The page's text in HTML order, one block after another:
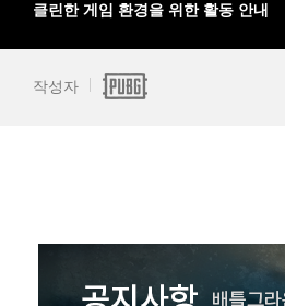
클린한 게임 환경을 위한 활동 안내
작성자